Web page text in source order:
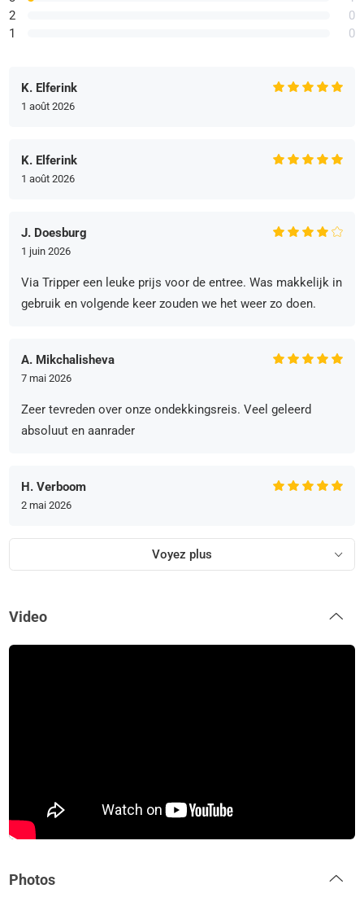
2
1
0
0
K. Elferink
1 août 2026
K. Elferink
1 août 2026
J. Doesburg
1 juin 2026
Via Tripper een leuke prijs voor de entree. Was makkelijk in
gebruik en volgende keer zouden we het weer zo doen.
A. Mikchalisheva
7 mai 2026
Zeer tevreden over onze ondekkingsreis. Veel geleerd
absoluut en aanrader
H. Verboom
2 mai 2026
Voyez plus
Video
Photos